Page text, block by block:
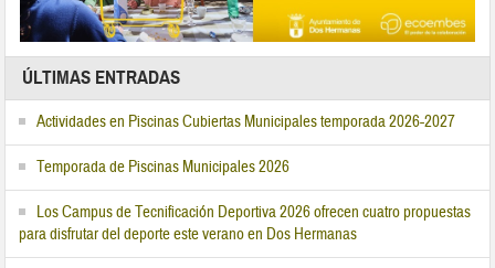
ÚLTIMAS ENTRADAS
Actividades en Piscinas Cubiertas Municipales temporada 2026-2027
Temporada de Piscinas Municipales 2026
Los Campus de Tecnificación Deportiva 2026 ofrecen cuatro propuestas
para disfrutar del deporte este verano en Dos Hermanas